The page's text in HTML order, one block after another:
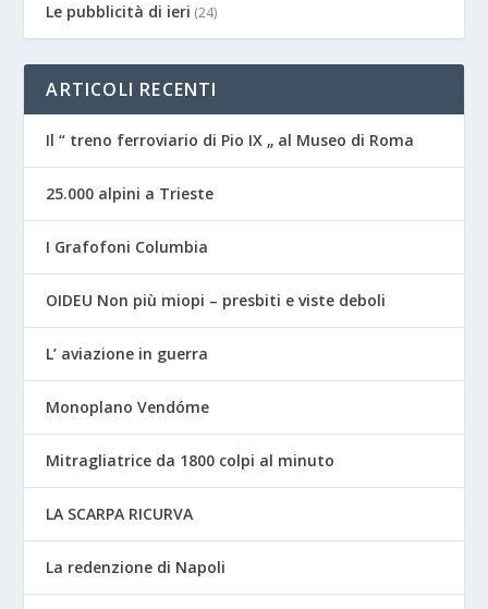
Le pubblicità di ieri (24)
ARTICOLI RECENTI
Il “ treno ferroviario di Pio IX „ al Museo di Roma
25.000 alpini a Trieste
I Grafofoni Columbia
OIDEU Non più miopi – presbiti e viste deboli
L’ aviazione in guerra
Monoplano Vendóme
Mitragliatrice da 1800 colpi al minuto
LA SCARPA RICURVA
La redenzione di Napoli